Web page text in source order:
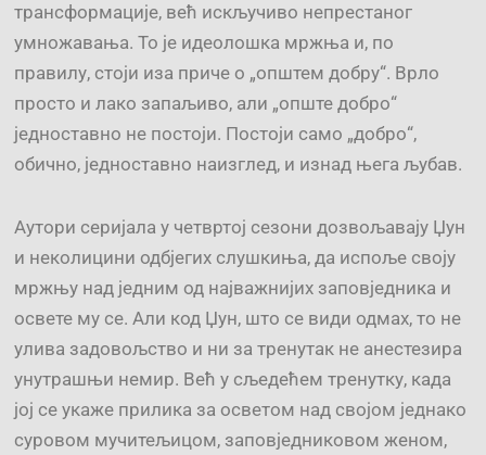
трансформације, већ искључиво непрестаног
умножавања. То је идеолошка мржња и, по
правилу, стоји иза приче о „општем добру“. Врло
просто и лако запаљиво, али „опште добро“
једноставно не постоји. Постоји само „добро“,
обично, једноставно наизглед, и изнад њега љубав.
Аутори серијала у четвртој сезони дозвољавају Џун
и неколицини одбјегих слушкиња, да испоље своју
мржњу над једним од најважнијих заповједника и
освете му се. Али код Џун, што се види одмах, то не
улива задовољство и ни за тренутак не анестезира
унутрашњи немир. Већ у сљедећем тренутку, када
јој се укаже прилика за осветом над својом једнако
суровом мучитељицом, заповједниковом женом,